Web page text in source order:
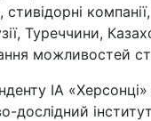
Туреччини,
можливостей
ІА
дослідний